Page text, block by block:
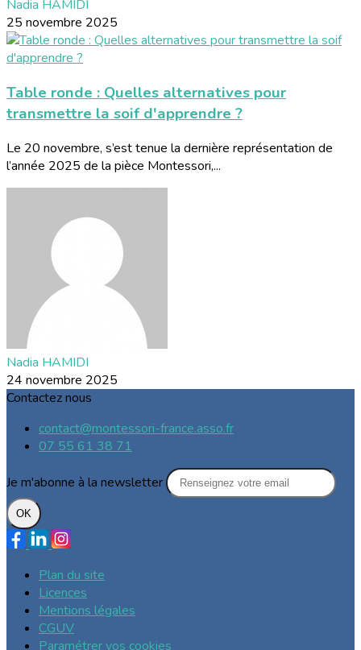
Nadia HAMIDI
25 novembre 2025
Table ronde : Quelles alternatives pour
transmettre la soif d'apprendre ?
Le 20 novembre, s’est tenue la dernière représentation de
l’année 2025 de la pièce Montessori,...
Nadia HAMIDI
24 novembre 2025
Contactez nous
contact@montessori-france.asso.fr
07 55 61 38 71
Je m'abonne à la newsletter
OK
Plan du site
Licences
Mentions légales
CGUV
Paramétrer vos cookies